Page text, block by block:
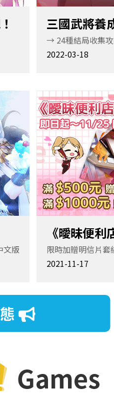
三國武將養
→ 24種結局收集攻
2022-03-18
文版
《曖昧便
限時加贈明信片套
2021-11-17